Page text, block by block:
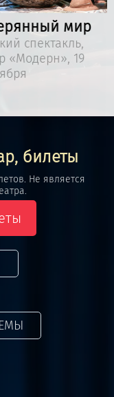
мир
спектакль,
«Модерн», 19
билеты
Не является